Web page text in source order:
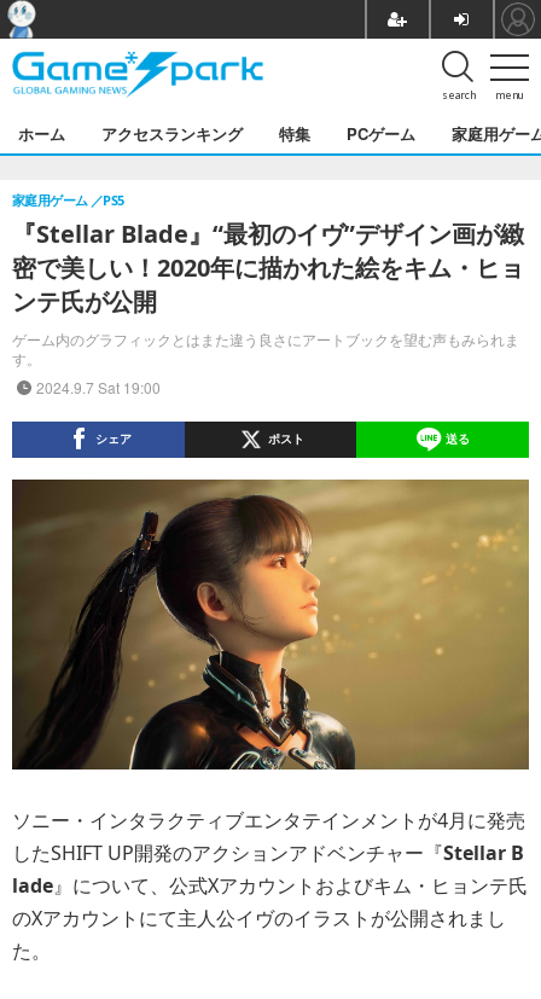
menu
search
ホーム アクセスランキング 特集 PCゲーム 家庭用ゲー
『Stellar Blade』“最初のイヴ”デザイン画が緻
密で美しい！2020年に描かれた絵をキム・ヒョ
ンテ氏が公開
ゲーム内のグラフィックとはまた違う良さにアートブックを望む声もみられま
す。
家庭用ゲーム PS5
2024.9.7 Sat 19:00
シェア ポスト 送る
ソニー・インタラクティブエンタテインメントが4月に発売
したSHIFT UP開発のアクションアドベンチャー『Stellar B
lade』について、公式Xアカウントおよびキム・ヒョンテ氏
のXアカウントにて主人公イヴのイラストが公開されまし
た。